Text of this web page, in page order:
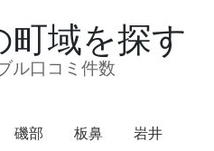
町域を探す
ル口コミ件数
磯部 板鼻
岩井